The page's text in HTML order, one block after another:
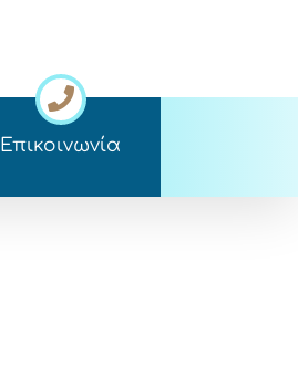
Επικοινωνία